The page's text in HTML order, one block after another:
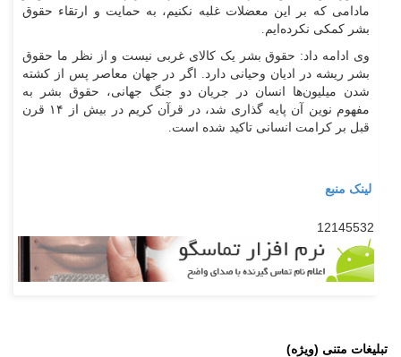
مادامی که بر این معضلات غلبه نکنیم، به حمایت و ارتقاء حقوق
بشر کمکی نکرده‌ایم.
وی ادامه داد: حقوق بشر یک کالای غربی نیست و از نظر ما حقوق
بشر ریشه در ادیان وحیانی دارد. اگر در جهان معاصر پس از کشته
شدن میلیون‌ها انسان در جریان دو جنگ جهانی، حقوق بشر به
مفهوم نوین آن پایه گذاری شد، در قرآن کریم در بیش از ۱۴ قرن
قبل بر کرامت انسانی تاکید شده است.
لینک منبع
12145532
تبلیغات متنی (ویژه)